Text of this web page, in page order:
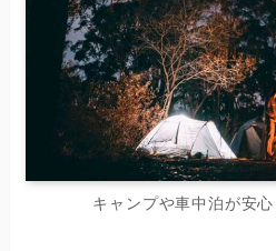
キャンプや車中泊が安